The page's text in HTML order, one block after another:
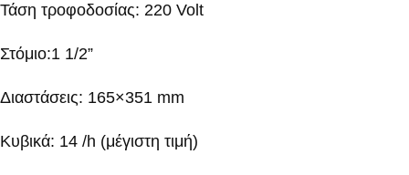
Τάση τροφοδοσίας: 220 Volt
Στόμιο:1 1/2”
Διαστάσεις: 165×351 mm
Κυβικά: 14 /h (μέγιστη τιμή)